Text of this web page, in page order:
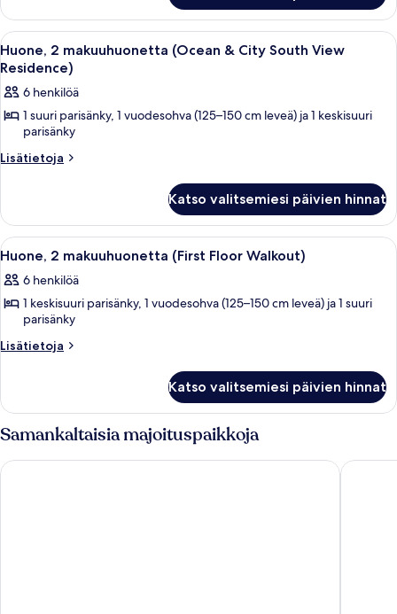
rannalla
(Residence)
kuvat
makuuhuonetta,
esteetön
liikuntarajoitteisille,
valtameren
(Residence)
Avaa
kaikki
huonetyypin
Huone,
2
makuuhuonetta
(Ocean
South
View
Residence)
kuvat
Hotellihuone, jossa on suuri sänky,
13
Huone, 2 makuuhuonetta (Ocean & City South View
Residence)
6 henkilöä
1 suuri parisänky, 1 vuodesohva (125–150 cm leveä) ja 1 keskisuuri
parisänky
Lisätietoja
Lisätietoja
makuuhuonetta
(Ocean
&
South
View
Residence)
Katso valitsemiesi päivien hinnat
Avaa
kaikki
huonetyypin
Huone,
makuuhuonetta
Walkout)
kuvat
Moderni ulkotila, jossa on pyöreä
11
Huone, 2 makuuhuonetta (First Floor Walkout)
6 henkilöä
1 keskisuuri parisänky, 1 vuodesohva (125–150 cm leveä) ja 1 suuri
parisänky
Lisätietoja
Lisätietoja
makuuhuonetta
(First
Floor
Walkout)
Katso valitsemiesi päivien hinnat
Samankaltaisia majoituspaikkoja
Daytona Grande Oceanfront Resort Bahama